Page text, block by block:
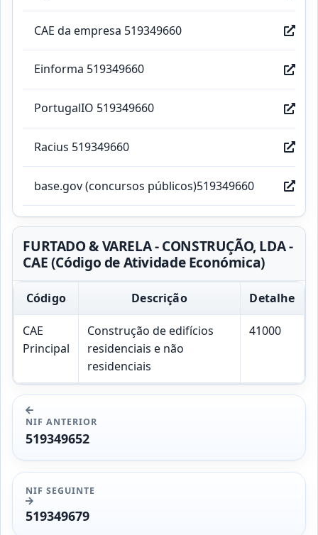
CAE da empresa 519349660
Einforma 519349660
PortugalIO 519349660
Racius 519349660
base.gov (concursos públicos)519349660
FURTADO & VARELA - CONSTRUÇÃO, LDA -
CAE (Código de Atividade Económica)
Código Descrição Detalhe
CAE
Principal
Construção de edifícios
residenciais e não
residenciais
41000
NIF ANTERIOR
519349652
NIF SEGUINTE
519349679